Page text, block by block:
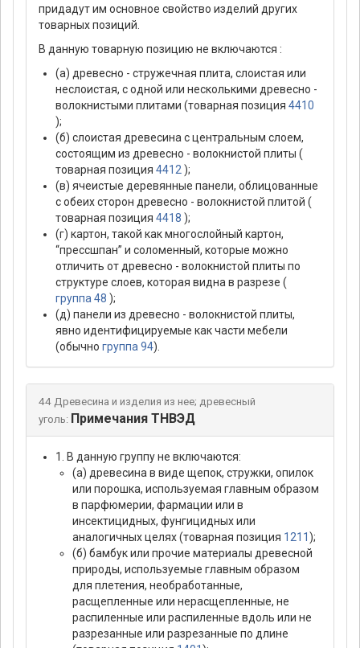
придадут им основное свойство изделий других
товарных позиций.
В данную товарную позицию не включаются :
(а) древесно - стружечная плита, слоистая или
неслоистая, с одной или несколькими древесно -
волокнистыми плитами (товарная позиция 4410
);
(б) слоистая древесина с центральным слоем,
состоящим из древесно - волокнистой плиты (
товарная позиция 4412 );
(в) ячеистые деревянные панели, облицованные
с обеих сторон древесно - волокнистой плитой (
товарная позиция 4418 );
(г) картон, такой как многослойный картон,
“прессшпан” и соломенный, которые можно
отличить от древесно - волокнистой плиты по
структуре слоев, которая видна в разрезе (
группа 48 );
(д) панели из древесно - волокнистой плиты,
явно идентифицируемые как части мебели
(обычно группа 94).
44 Древесина и изделия из нее; древесный
уголь: Примечания ТНВЭД
1. В данную группу не включаются:
(а) древесина в виде щепок, стружки, опилок
или порошка, используемая главным образом
в парфюмерии, фармации или в
инсектицидных, фунгицидных или
аналогичных целях (товарная позиция 1211);
(б) бамбук или прочие материалы древесной
природы, используемые главным образом
для плетения, необработанные,
расщепленные или нерасщепленные, не
распиленные или распиленные вдоль или не
разрезанные или разрезанные по длине